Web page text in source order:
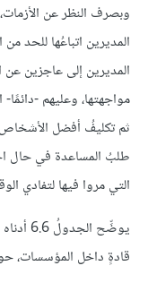
وبصرف النظر عن
المديرين اتباعُها للحد
المديرين إلى عاجزين عن
مواجهتها، وعليهم -
ثم تكليفُ أفضل
طلبُ المساعدة في حال
التي مروا فيها لتفادي
يوضِّح
قادةٍ داخل المؤسسات،